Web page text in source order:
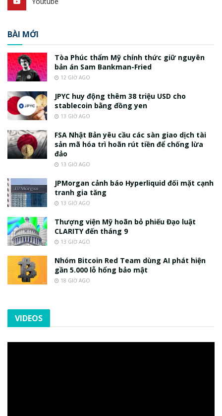
BÀI MỚI
Tòa Phúc thẩm Mỹ chính thức giữ nguyên
bản án Sam Bankman-Fried
12 GIỜ AGO
JPYC huy động thêm 38 triệu USD cho
stablecoin bằng đồng yen
13 GIỜ AGO
FSA Nhật Bản yêu cầu các sàn giao dịch tài
sản mã hóa trì hoãn rút tiền để chống lừa
đảo
13 GIỜ AGO
JPMorgan cảnh báo Hyperliquid đối mặt cạnh
tranh gia tăng
13 GIỜ AGO
Thượng viện Mỹ hoãn bỏ phiếu Đạo luật
CLARITY đến tháng 9
13 GIỜ AGO
Nhóm Bitcoin Red Team dùng AI phát hiện
gần 5.000 lỗ hổng bảo mật
18 GIỜ AGO
VIDEOS